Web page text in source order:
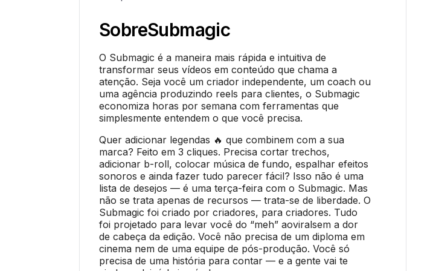
SobreSubmagic
O Submagic é a maneira mais rápida e intuitiva de
transformar seus vídeos em conteúdo que chama a
atenção. Seja você um criador independente, um coach ou
uma agência produzindo reels para clientes, o Submagic
economiza horas por semana com ferramentas que
simplesmente entendem o que você precisa.
Quer adicionar legendas 🔥 que combinem com a sua
marca? Feito em 3 cliques. Precisa cortar trechos,
adicionar b-roll, colocar música de fundo, espalhar efeitos
sonoros e ainda fazer tudo parecer fácil? Isso não é uma
lista de desejos — é uma terça-feira com o Submagic. Mas
não se trata apenas de recursos — trata-se de liberdade. O
Submagic foi criado por criadores, para criadores. Tudo
foi projetado para levar você do “meh” aoviralsem a dor
de cabeça da edição. Você não precisa de um diploma em
cinema nem de uma equipe de pós-produção. Você só
precisa de uma história para contar — e a gente vai te